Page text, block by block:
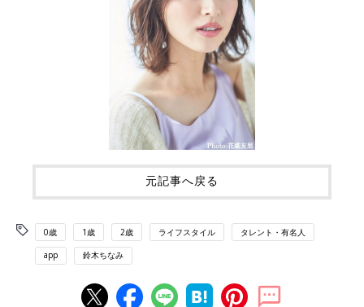
元記事へ戻る
0歳 1歳 2歳 ライフスタイル タレント・有名人
app 鈴木ちなみ